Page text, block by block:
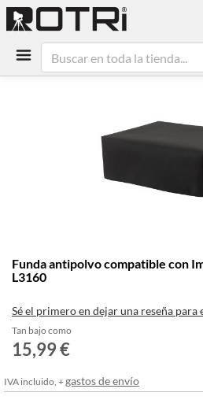
al
comienzo
la
galería
de
Funda antipolvo compatible con
L3160
Sé el primero en dejar una reseña para
Tan bajo como
15,99 €
IVA incluido, +gastos de envío